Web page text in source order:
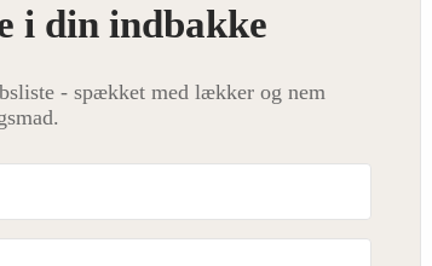
i din indbakke
- spækket med lækker og nem